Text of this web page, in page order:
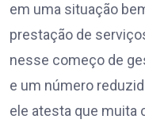
em uma situação
prestação de
nesse começo de
e um número
ele atesta que muita